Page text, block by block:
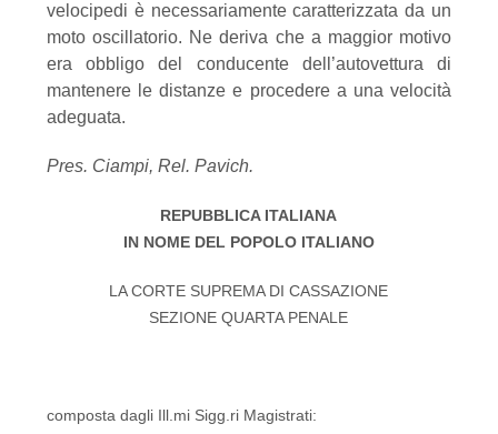
velocipedi è necessariamente caratterizzata da un
moto oscillatorio. Ne deriva che a maggior motivo
era obbligo del conducente dell’autovettura di
mantenere le distanze e procedere a una velocità
adeguata.
Pres. Ciampi, Rel. Pavich.
REPUBBLICA ITALIANA
IN NOME DEL POPOLO ITALIANO
LA CORTE SUPREMA DI CASSAZIONE
SEZIONE QUARTA PENALE
composta dagli Ill.mi Sigg.ri Magistrati: